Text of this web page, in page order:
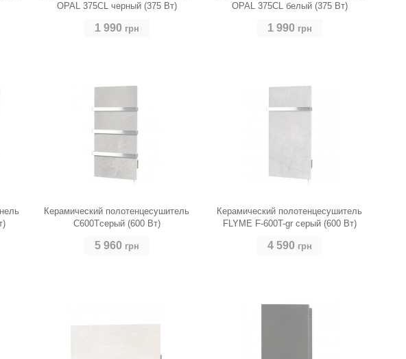
OPAL 375CL черный (375 Вт)
1 990 грн
OPAL 375CL белый (375 Вт)
1 990 грн
Керамический полотенцесушитель
C600Tсерый (600 Вт)
5 960 грн
Керамический полотенцесушитель
FLYME F-600T-gr серый (600 Вт)
4 590 грн